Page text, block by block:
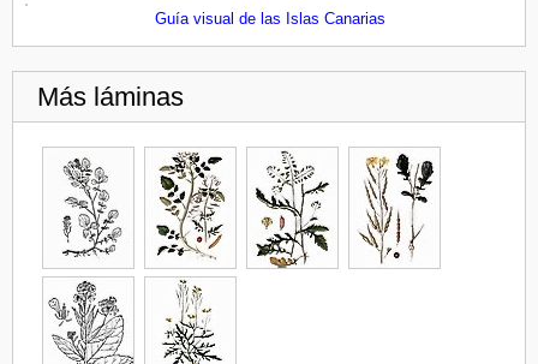
Guía visual de las Islas Canarias
Más láminas